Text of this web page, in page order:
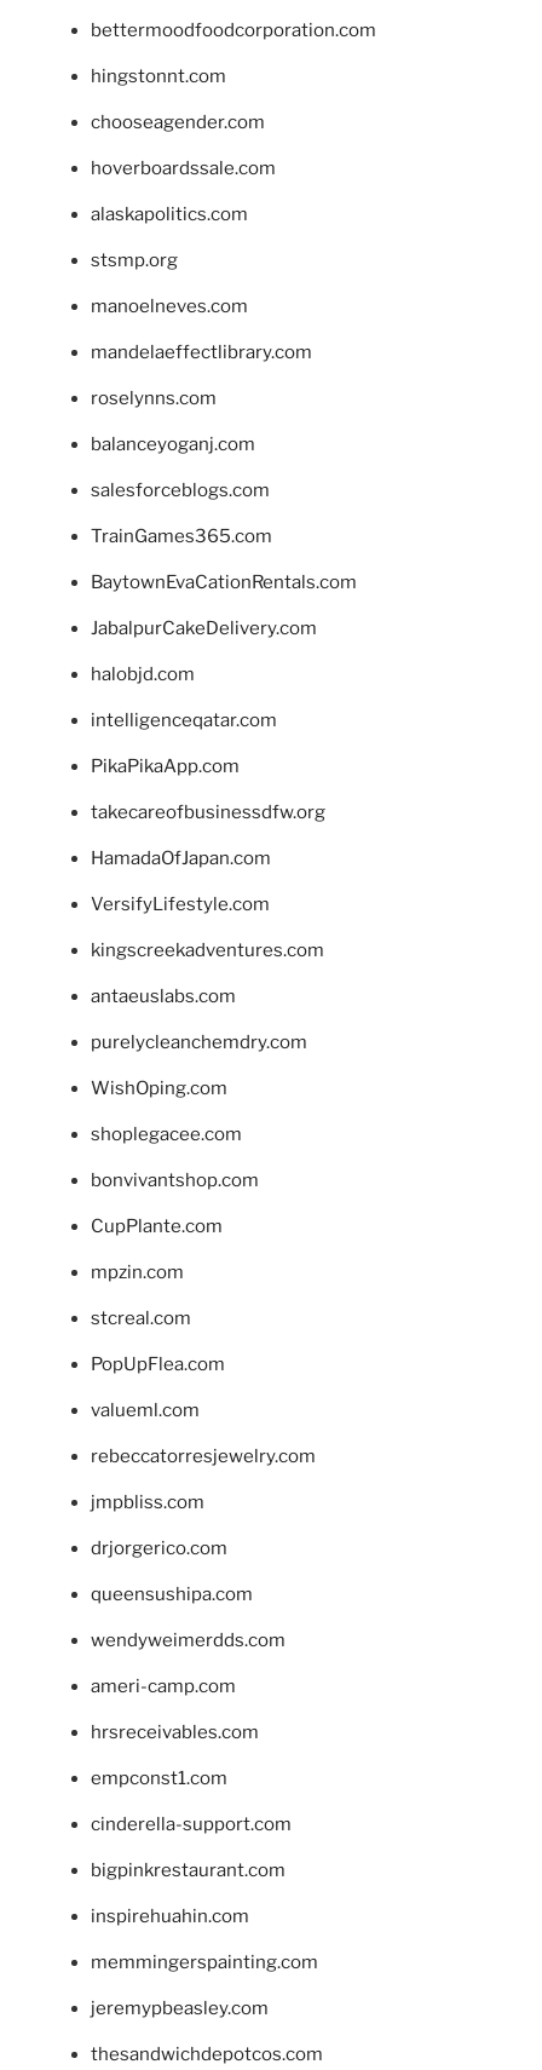
bettermoodfoodcorporation.com
hingstonnt.com
chooseagender.com
hoverboardssale.com
alaskapolitics.com
stsmp.org
manoelneves.com
mandelaeffectlibrary.com
roselynns.com
balanceyoganj.com
salesforceblogs.com
TrainGames365.com
BaytownEvaCationRentals.com
JabalpurCakeDelivery.com
halobjd.com
intelligenceqatar.com
PikaPikaApp.com
takecareofbusinessdfw.org
HamadaOfJapan.com
VersifyLifestyle.com
kingscreekadventures.com
antaeuslabs.com
purelycleanchemdry.com
WishOping.com
shoplegacee.com
bonvivantshop.com
CupPlante.com
mpzin.com
stcreal.com
PopUpFlea.com
valueml.com
rebeccatorresjewelry.com
jmpbliss.com
drjorgerico.com
queensushipa.com
wendyweimerdds.com
ameri-camp.com
hrsreceivables.com
empconst1.com
cinderella-support.com
bigpinkrestaurant.com
inspirehuahin.com
memmingerspainting.com
jeremypbeasley.com
thesandwichdepotcos.com